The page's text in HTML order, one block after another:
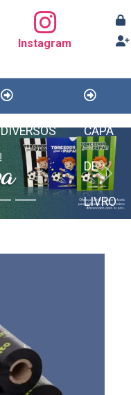
Instagram
DIVERSOS CAPA
DE
LIVRO
Next